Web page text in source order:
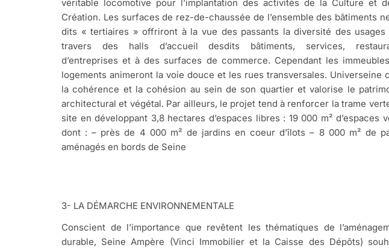
véritable locomotive pour l’implantation des activités de la Culture et
Création. Les surfaces de rez-de-chaussée de l’ensemble des bâtiments
dits « tertiaires » offriront à la vue des passants la diversité des usages
travers des halls d’accueil desdits bâtiments, services,
d’entreprises et à des surfaces de commerce. Cependant les
logements animeront la voie douce et les rues transversales. Universeine
la cohérence et la cohésion au sein de son quartier et valorise le
architectural et végétal. Par ailleurs, le projet tend à renforcer la trame
site en développant 3,8 hectares d’espaces libres : 19 000 m² d’espaces
dont : – près de 4 000 m² de jardins en coeur d’îlots – 8 000 m² de
aménagés en bords de Seine
3- LA DÉMARCHE ENVIRONNEMENTALE
Conscient de l’importance que revêtent les thématiques de
durable, Seine Ampère (Vinci Immobilier et la Caisse des Dépôts)